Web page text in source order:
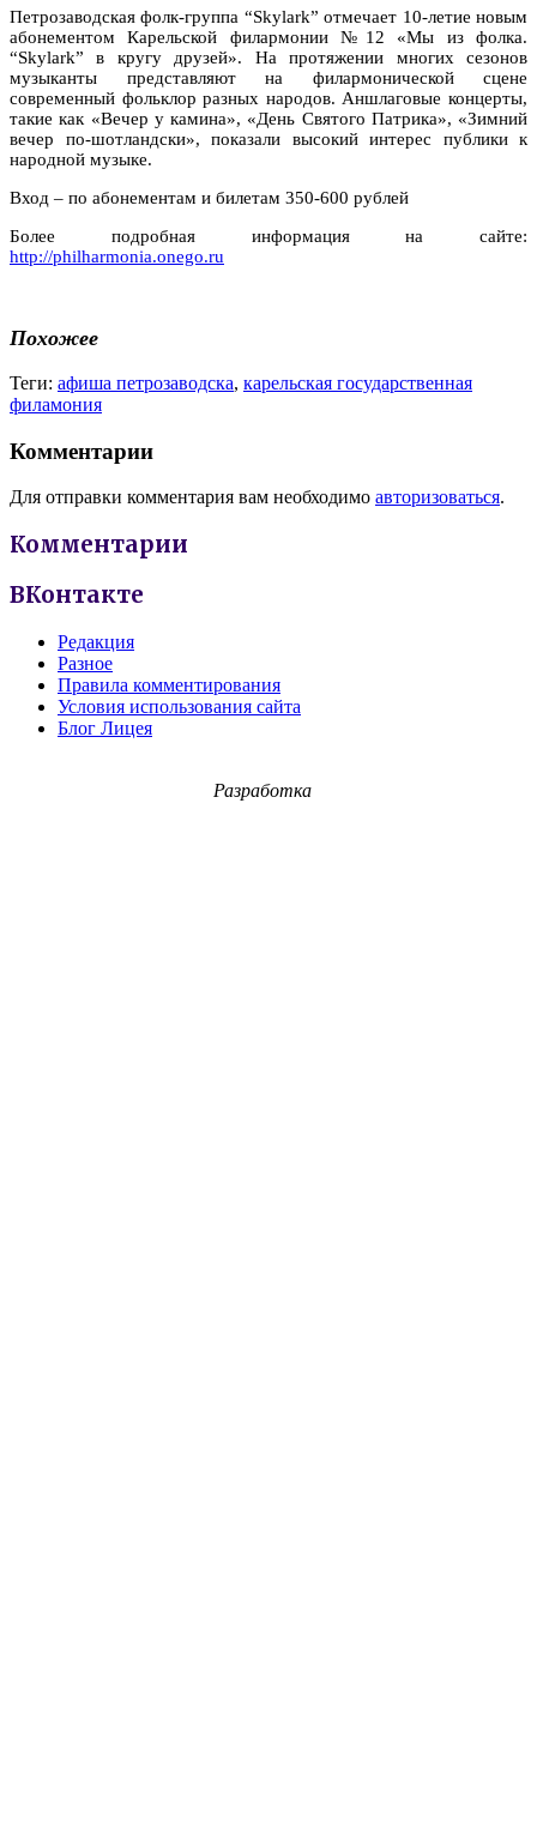
Петрозаводская фолк-группа “Skylark” отмечает 10-летие новым
абонементом Карельской филармонии №12 «Мы из фолка.
“Skylark” в кругу друзей». На протяжении многих сезонов
музыканты представляют на филармонической сцене
современный фольклор разных народов. Аншлаговые концерты,
такие как «Вечер у камина», «День Святого Патрика», «Зимний
вечер по-шотландски», показали высокий интерес публики к
народной музыке.
Вход – по абонементам и билетам 350-600 рублей
Более подробная информация на сайте:
http://philharmonia.onego.ru
Похожее
Теги: афиша петрозаводска, карельская государственная
филамония
Комментарии
Для отправки комментария вам необходимо авторизоваться.
Комментарии
ВКонтакте
Редакция
Разное
Правила комментирования
Условия использования сайта
Блог Лицея
Разработка